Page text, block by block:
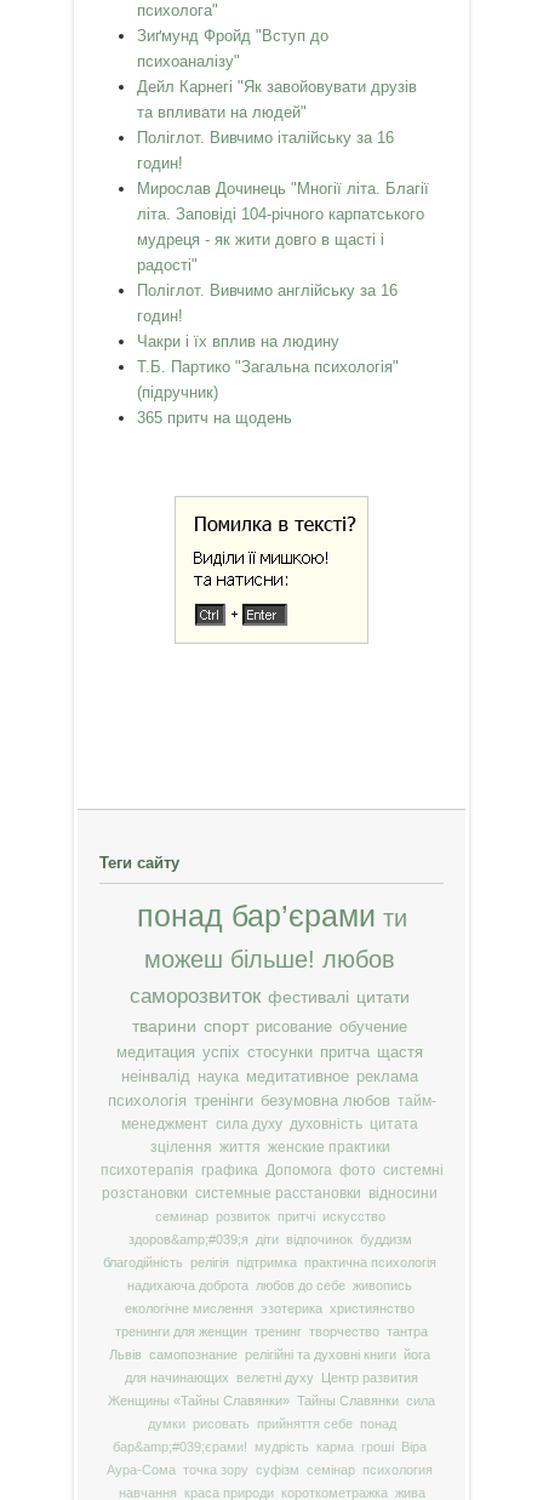
психолога"
Зиґмунд Фройд "Вступ до
психоаналізу"
Дейл Карнегі "Як завойовувати друзів
та впливати на людей"
Поліглот. Вивчимо італійську за 16
годин!
Мирослав Дочинець "Многії літа. Благії
літа. Заповіді 104-річного карпатського
мудреця - як жити довго в щасті і
радості"
Поліглот. Вивчимо англійську за 16
годин!
Чакри і їх вплив на людину
Т.Б. Партико "Загальна психологія"
(підручник)
365 притч на щодень
Теги сайту
понад бар’єрами ти
можеш більше! любов
саморозвиток фестивалі цитати
тварини спорт рисование обучение
медитация успіх стосунки притча щастя
неінвалід наука медитативное реклама
психологія тренінги безумовна любов тайм-
менеджмент сила духу духовність цитата
зцілення життя женские практики
психотерапія графика Допомога фото системні
розстановки системные расстановки відносини
семинар розвиток притчі
искусство
здоров&amp;#039;я
діти відпочинок буддизм
благодійність
релігія підтримка
практична психологія
надихаюча доброта
любов до себе живопись
екологічне мислення
эзотерика християнство
тренинги для женщин тренинг творчество тантра
Львів самопознание релігійні та духовні книги йога
для начинающих
велетні духу
Центр развития
Женщины «Тайны Славянки» Тайны Славянки сила
думки
рисовать прийняття себе
понад
бар&amp;#039;єрами!
мудрість карма гроші Віра
Аура-Сома точка зору суфізм семінар психология
навчання
краса природи короткометражка жива